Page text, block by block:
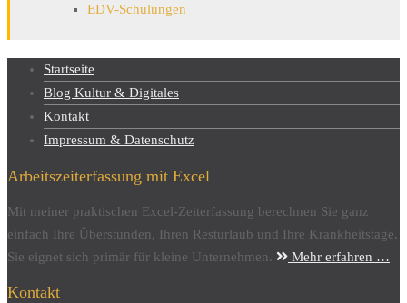
EDV-Schulungen
Startseite
Blog Kultur & Digitales
Kontakt
Impressum & Datenschutz
Arbeitszeiterfassung mit Excel
Mit meiner praktischen Excel-Zeiterfassung berechnen Sie ganz
einfach Ihre Überstunden, Ihren Resturlaub und Ihre Krankheitstage.
Sie eignet sich primär für kleine Unternehmen.
Mehr erfahren …
Kontakt